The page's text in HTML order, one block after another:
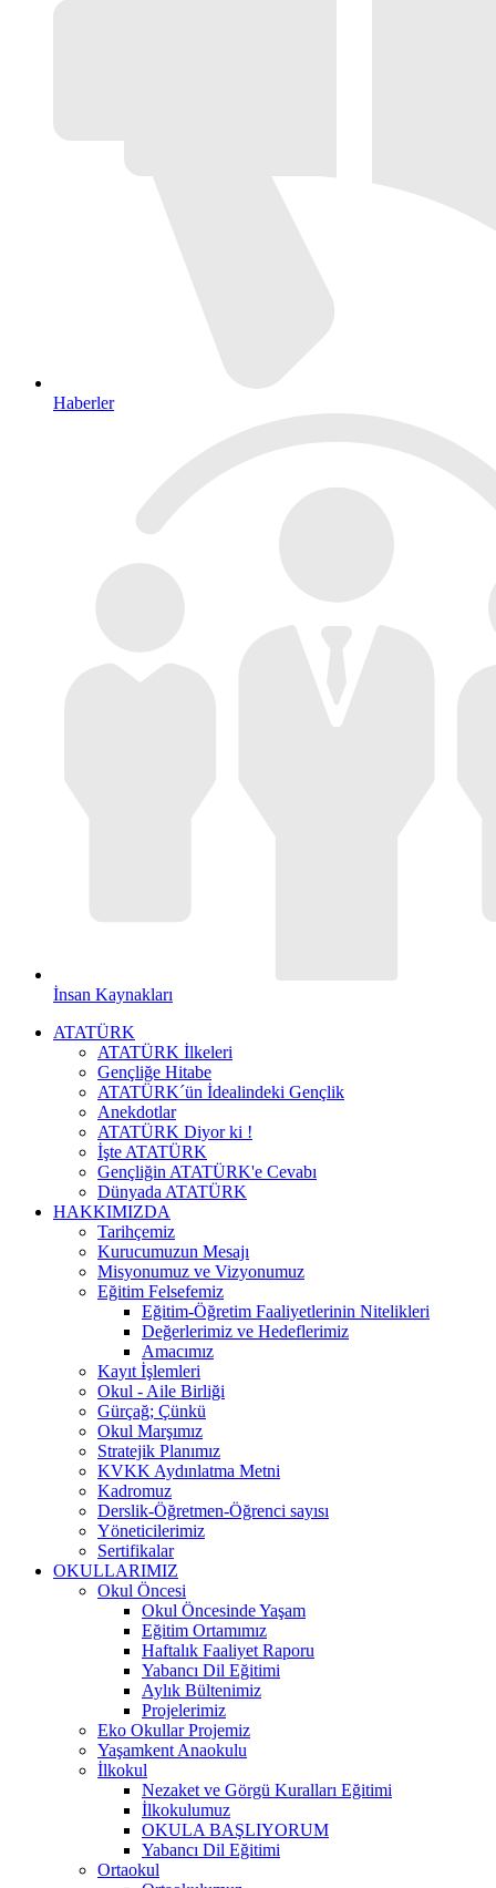
Haberler
İnsan Kaynakları
ATATÜRK
ATATÜRK İlkeleri
Gençliğe Hitabe
ATATÜRK´ün İdealindeki Gençlik
Anekdotlar
ATATÜRK Diyor ki !
İşte ATATÜRK
Gençliğin ATATÜRK'e Cevabı
Dünyada ATATÜRK
HAKKIMIZDA
Tarihçemiz
Kurucumuzun Mesajı
Misyonumuz ve Vizyonumuz
Eğitim Felsefemiz
Eğitim-Öğretim Faaliyetlerinin Nitelikleri
Değerlerimiz ve Hedeflerimiz
Amacımız
Kayıt İşlemleri
Okul - Aile Birliği
Gürçağ; Çünkü
Okul Marşımız
Stratejik Planımız
KVKK Aydınlatma Metni
Kadromuz
Derslik-Öğretmen-Öğrenci sayısı
Yöneticilerimiz
Sertifikalar
OKULLARIMIZ
Okul Öncesi
Okul Öncesinde Yaşam
Eğitim Ortamımız
Haftalık Faaliyet Raporu
Yabancı Dil Eğitimi
Aylık Bültenimiz
Projelerimiz
Eko Okullar Projemiz
Yaşamkent Anaokulu
İlkokul
Nezaket ve Görgü Kuralları Eğitimi
İlkokulumuz
OKULA BAŞLIYORUM
Yabancı Dil Eğitimi
Ortaokul